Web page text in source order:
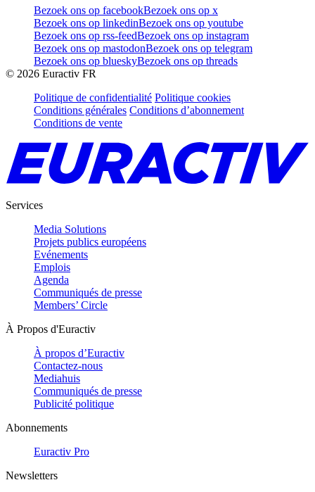
Bezoek ons op facebookBezoek ons op x
Bezoek ons op linkedinBezoek ons op youtube
Bezoek ons op rss-feedBezoek ons op instagram
Bezoek ons op mastodonBezoek ons op telegram
Bezoek ons op blueskyBezoek ons op threads
© 2026 Euractiv FR
Politique de confidentialité Politique cookies
Conditions générales Conditions d’abonnement
Conditions de vente
Services
Media Solutions
Projets publics européens
Evénements
Emplois
Agenda
Communiqués de presse
Members’ Circle
À Propos d'Euractiv
À propos d’Euractiv
Contactez-nous
Mediahuis
Communiqués de presse
Publicité politique
Abonnements
Euractiv Pro
Newsletters